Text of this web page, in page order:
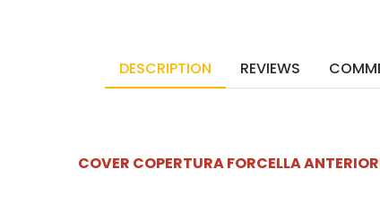
DESCRIPTION REVIEWS
COVER COPERTURA FORCELLA